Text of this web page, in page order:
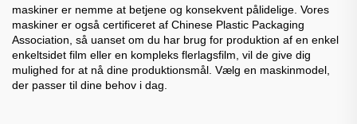
maskiner er nemme at betjene og konsekvent pålidelige. Vores
maskiner er også certificeret af Chinese Plastic Packaging
Association, så uanset om du har brug for produktion af en enkel
enkeltsidet film eller en kompleks flerlagsfilm, vil de give dig
mulighed for at nå dine produktionsmål. Vælg en maskinmodel,
der passer til dine behov i dag.